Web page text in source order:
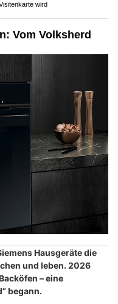
wird
Vom Volksherd
Hausgeräte die
und leben. 2026
– eine
begann.